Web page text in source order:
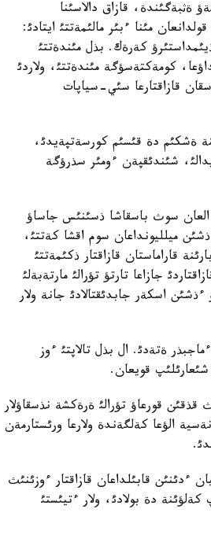
قازاق دالاسئنا
مئنا ءبئر مالئمةتتئ ايتادئ:
كةرةك. بذل مئندةتتئ
كومةكتةسؤگة مئندةتتئ، ولاردئ
قازاقتارعا سئي-سياپات
ةشكئم دة قئسئم كورسةتپةيدئ،
شئندئقپةن ءومئر سذرؤگة
سوث باسقاشا ذسئنئس جاساؤ
ميلليونداعان سوم اقشا كةتتئ،
قاراماستان قازاقتار ذكئمةتتئ
جازاعا تارتؤ تؤرالئ مارتةبةلئ
اسكةر جابدئقتالادئ جانة ولار
ةتةدئ. ال بذل تالاپتئ ءوز
قويعان.
قورعاؤ تؤرالئ ةرةكشة نذسقاؤلار
الؤعا كةلگةندة ولارعا ورئستارمةن
قابئلداعان قازاقتار ءوزئنئث
دة بولادئ، ولار ءتيئستئ